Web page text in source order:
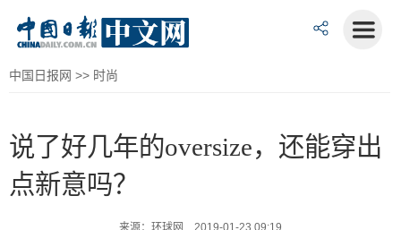
中国日报网 >> 时尚
说了好几年的oversize，还能穿出
点新意吗？
来源：环球网 2019-01-23 09:19